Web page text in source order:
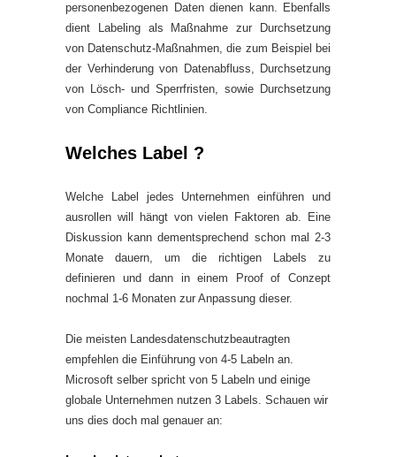
personenbezogenen Daten dienen kann. Ebenfalls
dient Labeling als Maßnahme zur Durchsetzung
von Datenschutz-Maßnahmen, die zum Beispiel bei
der Verhinderung von Datenabfluss, Durchsetzung
von Lösch- und Sperrfristen, sowie Durchsetzung
von Compliance Richtlinien.
Welches Label ?
Welche Label jedes Unternehmen einführen und
ausrollen will hängt von vielen Faktoren ab. Eine
Diskussion kann dementsprechend schon mal 2-3
Monate dauern, um die richtigen Labels zu
definieren und dann in einem Proof of Conzept
nochmal 1-6 Monaten zur Anpassung dieser.
Die meisten Landesdatenschutzbeautragten
empfehlen die Einführung von 4-5 Labeln an.
Microsoft selber spricht von 5 Labeln und einige
globale Unternehmen nutzen 3 Labels. Schauen wir
uns dies doch mal genauer an: